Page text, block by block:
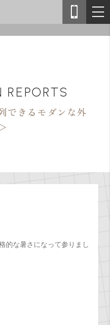
できるモダンな外
的な暑さになって参りまし